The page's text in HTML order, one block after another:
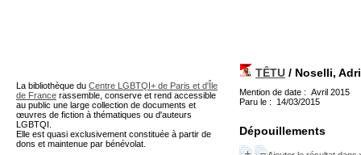
TÊTU / Noselli,
Mention de date : Avril 2015
Paru le : 14/03/2015
Dépouillements
La bibliothèque du Centre LGBTQI+ de Paris et d'Île
de France rassemble, conserve et rend accessible
au public une large collection de documents et
œuvres de fiction à thématiques ou d'auteurs
LGBTQI.
Elle est quasi exclusivement constituée à partir de
dons et maintenue par bénévolat.